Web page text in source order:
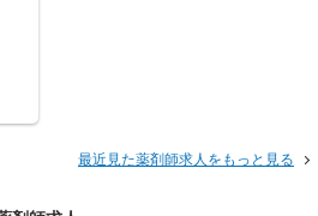
最近見た薬剤師求人をもっと見る